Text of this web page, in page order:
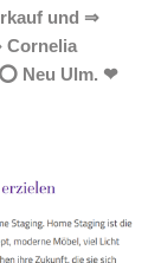
und ⇒
Cornelia
Neu Ulm. ❤